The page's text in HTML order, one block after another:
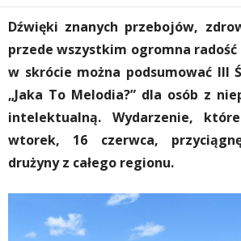
Dźwięki znanych przebojów,
przede wszystkim ogromna
w skrócie można podsumować III
„Jaka To Melodia?” dla osób z
intelektualną. Wydarzenie,
wtorek, 16 czerwca,
drużyny z całego regionu.